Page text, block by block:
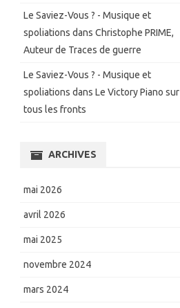
Le Saviez-Vous ? - Musique et
spoliations dans Christophe PRIME,
Auteur de Traces de guerre
Le Saviez-Vous ? - Musique et
spoliations dans Le Victory Piano sur
tous les fronts
ARCHIVES
mai 2026
avril 2026
mai 2025
novembre 2024
mars 2024